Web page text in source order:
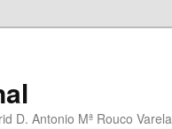
D. Antonio Mª Rouco Varela